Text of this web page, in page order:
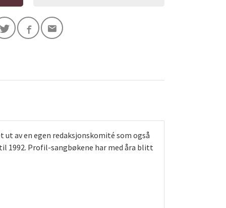
av en egen redaksjonskomité som også
1992. Profil-sangbøkene har med åra blitt